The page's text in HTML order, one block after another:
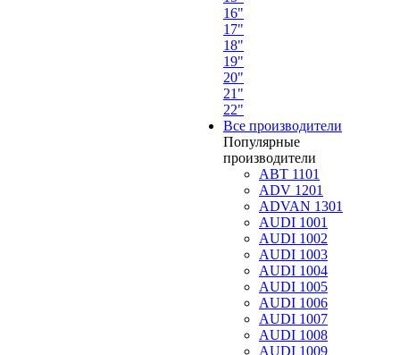
16"
17"
18"
19"
20"
21"
22"
Все производители
Популярные
производители
ABT 1101
ADV 1201
ADVAN 1301
AUDI 1001
AUDI 1002
AUDI 1003
AUDI 1004
AUDI 1005
AUDI 1006
AUDI 1007
AUDI 1008
AUDI 1009